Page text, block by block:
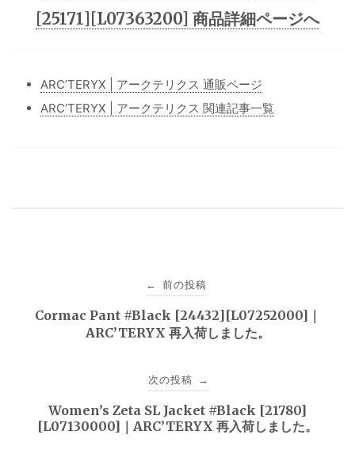
[25171][L07363200] 商品詳細ページへ
ARC’TERYX | アークテリクス 通販ページ
ARC’TERYX | アークテリクス 関連記事一覧
← 前の投稿
Cormac Pant #Black [24432][L07252000]｜
ARC’TERYX 再入荷しました。
次の投稿 →
Women’s Zeta SL Jacket #Black [21780]
[L07130000]｜ARC’TERYX 再入荷しました。